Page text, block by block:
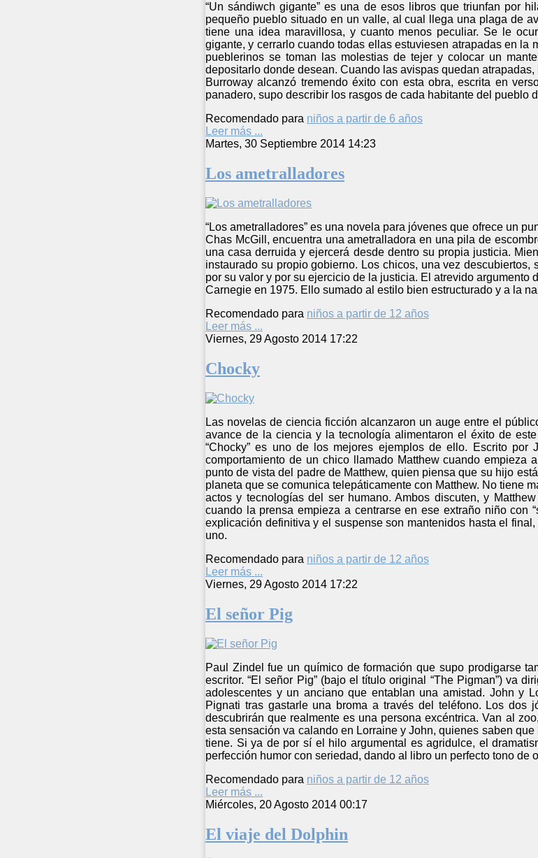
“Un sándiwch gigante” es una de esos libros que triunfan por
pequeño pueblo situado en un valle, al cual llega una plaga de
tiene una idea maravillosa, y cuanto menos peculiar. Se le
gigante, y cerrarlo cuando todas ellas estuviesen atrapadas en
pueblerinos se toman las molestias de tejer y colocar un
depositarlo donde desean. Cuando las avispas quedan
Burroway alcanzó tremendo éxito con esta obra, escrita en
panadero, supo describir los rasgos de cada habitante del pueblo
Recomendado para niños a partir de 6 años
Leer más ...
Martes, 30 Septiembre 2014 14:23
Los ametralladores
“Los ametralladores” es una novela para jóvenes que ofrece un
Chas McGill, encuentra una ametralladora en una pila de
una casa derruida y ejercerá desde dentro su propia justicia.
instaurado su propio gobierno. Los chicos, una vez
por su valor y por su ejercicio de la justicia. El atrevido argumento
Carnegie en 1975. Ello sumado al estilo bien estructurado y a la
Recomendado para niños a partir de 12 años
Leer más ...
Viernes, 29 Agosto 2014 17:22
Chocky
Las novelas de ciencia ficción alcanzaron un auge entre el
avance de la ciencia y la tecnología alimentaron el éxito de
“Chocky” es uno de los mejores ejemplos de ello. Escrito
comportamiento de un chico llamado Matthew cuando
punto de vista del padre de Matthew, quien piensa que su hijo
planeta que se comunica telepáticamente con Matthew. No tiene
actos y tecnologías del ser humano. Ambos discuten, y
cuando la prensa empieza a centrarse en ese extraño niño con
explicación definitiva y el suspense son mantenidos hasta el
uno.
Recomendado para niños a partir de 12 años
Leer más ...
Viernes, 29 Agosto 2014 17:22
El señor Pig
Paul Zindel fue un químico de formación que supo prodigarse
escritor. “El señor Pig” (bajo el título original “The Pigman”) va
adolescentes y un anciano que entablan una amistad. John y
Pignati tras gastarle una broma a través del teléfono. Los dos
descubrirán que realmente es una persona excéntrica. Van al
esta sensación va calando en Lorraine y John, quienes saben
tiene. Si ya de por sí el hilo argumental es agridulce, el
perfección humor con seriedad, dando al libro un perfecto tono
Recomendado para niños a partir de 12 años
Leer más ...
Miércoles, 20 Agosto 2014 00:17
El viaje del Dolphin